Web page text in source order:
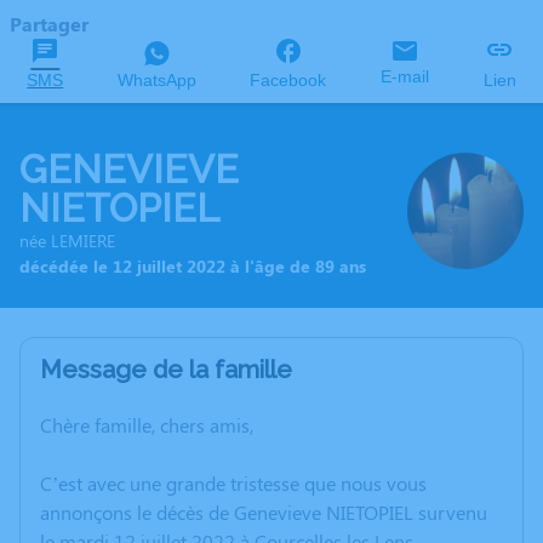
Partager
SMS WhatsApp Facebook E-mail Lien
GENEVIEVE
NIETOPIEL
née LEMIERE
décédée le 12 juillet 2022 à l'âge de 89 ans
Message de la famille
Chère famille, chers amis,
C’est avec une grande tristesse que nous vous
annonçons le décès de Genevieve NIETOPIEL survenu